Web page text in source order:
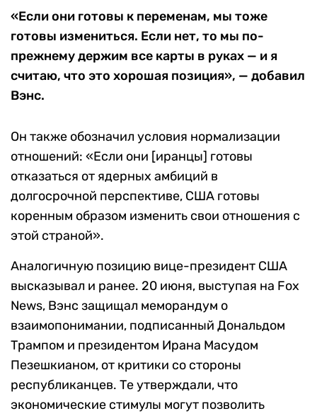
«Если они готовы к переменам, мы тоже
готовы измениться. Если нет, то мы по-
прежнему держим все карты в руках — и я
считаю, что это хорошая позиция», — добавил
Вэнс.
Он также обозначил условия нормализации
отношений: «Если они [иранцы] готовы
отказаться от ядерных амбиций в
долгосрочной перспективе, США готовы
коренным образом изменить свои отношения с
этой страной».
Аналогичную позицию вице-президент США
высказывал и ранее. 20 июня, выступая на Fox
News, Вэнс защищал меморандум о
взаимопонимании, подписанный Дональдом
Трампом и президентом Ирана Масудом
Пезешкианом, от критики со стороны
республиканцев. Те утверждали, что
экономические стимулы могут позволить